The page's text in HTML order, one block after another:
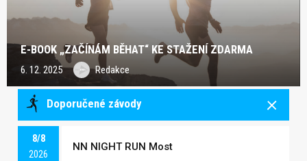
E-BOOK „ZAČÍNÁM BĚHAT“ KE STAŽENÍ ZDARMA
6. 12. 2025 Redakce
Doporučené závody
8/8
2026
NN NIGHT RUN Most